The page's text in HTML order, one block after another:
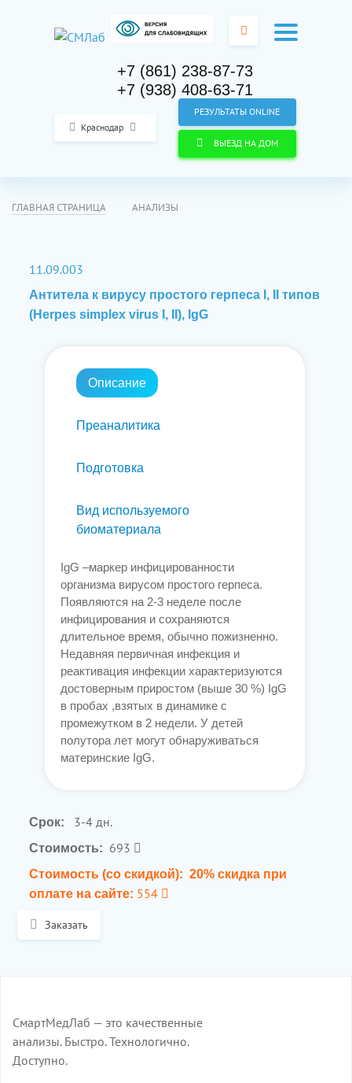
Краснодар
РЕЗУЛЬТАТЫ ONLINE
ВЫЕЗД НА ДОМ
+7 (861) 238-87-73
+7 (938) 408-63-71
ГЛАВНАЯ СТРАНИЦА АНАЛИЗЫ
11.09.003
Антитела к вирусу простого герпеса I, II типов
(Herpes simplex virus I, II), IgG
Описание
Преаналитика
Подготовка
Вид используемого
биоматериала
IgG –маркер инфицированности
организма вирусом простого герпеса.
Появляются на 2-3 неделе после
инфицирования и сохраняются
длительное время, обычно пожизненно.
Недавняя первичная инфекция и
реактивация инфекции характеризуются
достоверным приростом (выше 30 %) IgG
в пробах ,взятых в динамике с
промежутком в 2 недели. У детей
полутора лет могут обнаруживаться
материнские IgG.
Срок: 3-4 дн.
Стоимость: 693
Стоимость (со скидкой): 20% скидка при
оплате на сайте: 554
Заказать
СмартМедЛаб — это качественные
анализы. Быстро. Технологично.
Доступно.